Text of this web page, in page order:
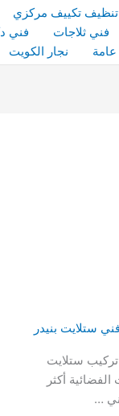
تنظيف تكييف مركزي
فني ثلاجات فني
نجار الكويت
فني ستلايت بنيدر
في تركيب ستلايت
أكثر
…